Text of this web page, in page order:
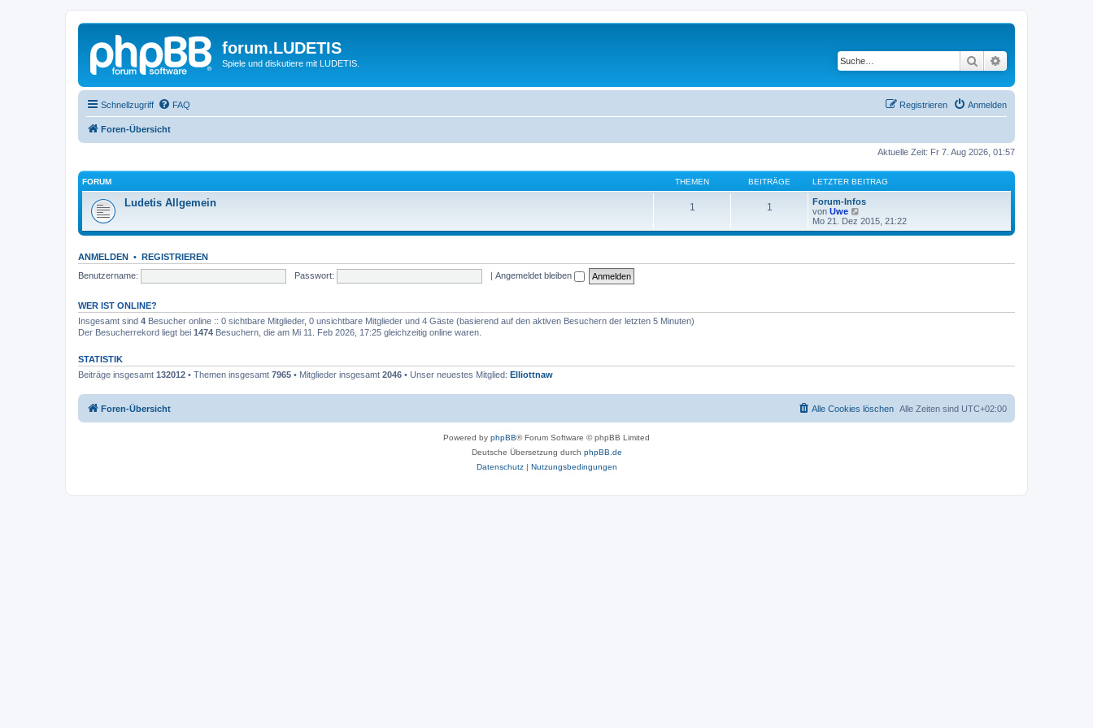
forum.LUDETIS
Spiele und diskutiere mit LUDETIS. Suche
Schnellzugriff FAQ Anmelden
Registrieren
Foren-Übersicht
Aktuelle Zeit: Fr 7. Aug 2026, 01:57
FORUM THEMEN BEITRÄGE LETZTER BEITRAG
Ludetis Allgemein 1 1
Forum-Infos
von Uwe
e
u
Mo 21. Dez 2015, 21:22
ANMELDEN • REGISTRIEREN
Benutzername:
Passwort: | Angemeldet bleiben
WER IST ONLINE?
Insgesamt sind 4 Besucher online :: 0 sichtbare Mitglieder, 0 unsichtbare Mitglieder und 4 Gäste (basierend auf den aktiven Besuchern der letzten 5 Minuten)
Der Besucherrekord liegt bei 1474 Besuchern, die am Mi 11. Feb 2026, 17:25 gleichzeitig online waren.
STATISTIK
Beiträge insgesamt 132012 • Themen insgesamt 7965 • Mitglieder insgesamt 2046 • Unser neuestes Mitglied: Elliottnaw
Foren-Übersicht Alle Zeiten sind UTC+02:00
Alle Cookies löschen
Powered by phpBB® Forum Software © phpBB Limited
Deutsche Übersetzung durch phpBB.de
Datenschutz| Nutzungsbedingungen